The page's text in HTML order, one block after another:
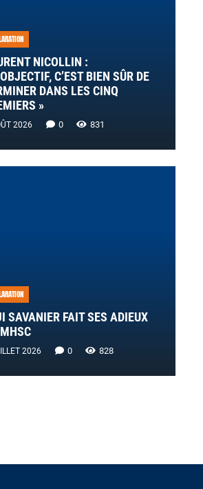
NICOLLIN :
C’EST BIEN SÛR DE
DANS LES CINQ
»
2026 0 831
SAVANIER FAIT SES ADIEUX
2026 0 828